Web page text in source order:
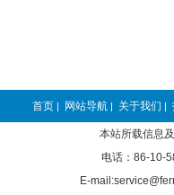
首页 | 网站导航 | 关于我们 |
本站所载信息
电话：86-10-
E-